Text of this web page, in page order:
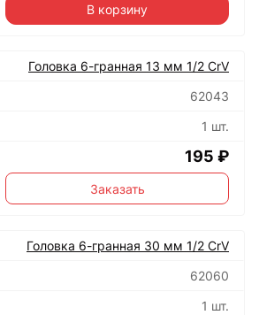
В корзину
Головка 6-гранная 13 мм 1/2 CrV
62043
1 шт.
195 ₽
Заказать
Головка 6-гранная 30 мм 1/2 CrV
62060
1 шт.